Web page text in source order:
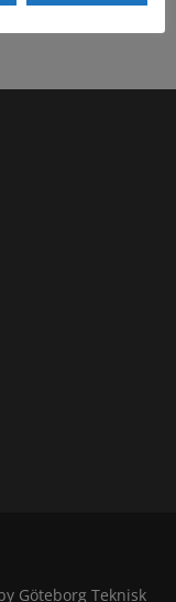
Göteborg Teknisk